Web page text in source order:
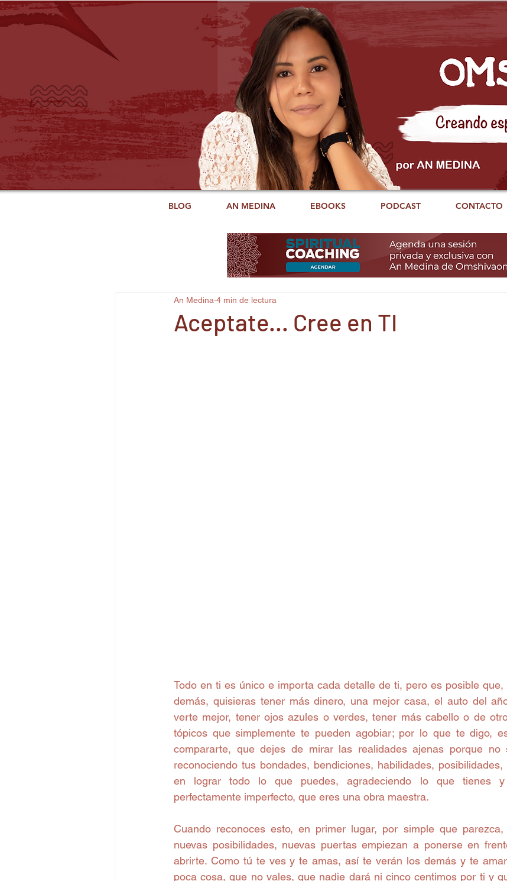
BLOG AN MEDINA EBOOKS PODCAST CONTACTO
Aceptate... Cree en TI
An Medina 4 min de lectura
Todo en ti es único e importa cada detalle de ti, pero es posible
demás, quisieras tener más dinero, una mejor casa, el auto del
verte mejor, tener ojos azules o verdes, tener más cabello o de
tópicos que simplemente te pueden agobiar; por lo que te digo,
compararte, que dejes de mirar las realidades ajenas porque
reconociendo tus bondades, bendiciones, habilidades,
en lograr todo lo que puedes, agradeciendo lo que tienes
perfectamente imperfecto, que eres una obra maestra.
Cuando reconoces esto, en primer lugar, por simple que
nuevas posibilidades, nuevas puertas empiezan a ponerse en
abrirte. Como tú te ves y te amas, así te verán los demás y te
poca cosa, que no vales, que nadie dará ni cinco centimos por ti y